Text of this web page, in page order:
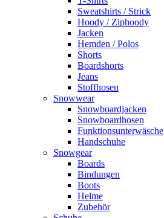
Sweatshirts / Strick
Hoody / Ziphoody
Jacken
Hemden / Polos
Shorts
Boardshorts
Jeans
Stoffhosen
Snowwear
Snowboardjacken
Snowboardhosen
Funktionsunterwäsche
Handschuhe
Snowgear
Boards
Bindungen
Boots
Helme
Zubehör